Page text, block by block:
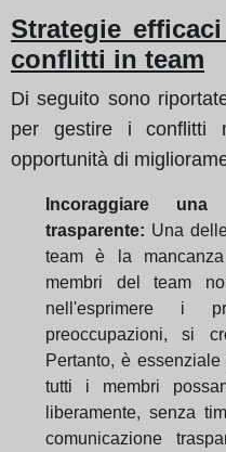
Strategie
conflitti in team
Di seguito sono
per gestire i conflitti
opportunità di
Incoraggiare
trasparente: Una
team è la
membri del team
nell'esprimere i
preoccupazioni, si
Pertanto, è
tutti i membri
liberamente, senza
comunicazione